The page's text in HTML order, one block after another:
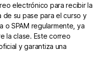
electrónico para recibir la
su pase para el curso y
o SPAM regularmente, ya
la clase. Este correo
y garantiza una